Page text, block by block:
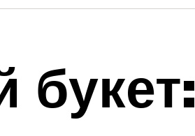
букет: